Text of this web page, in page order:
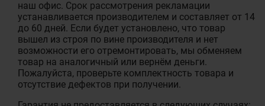
наш офис. Срок рассмотрения рекламации
устанавливается производителем и составляет от 14
до 60 дней. Если будет установлено, что товар
вышел из строя по вине производителя и нет
возможности его отремонтировать, мы обменяем
товар на аналогичный или вернём деньги.
Пожалуйста, проверьте комплектность товара и
отсутствие дефектов при получении.